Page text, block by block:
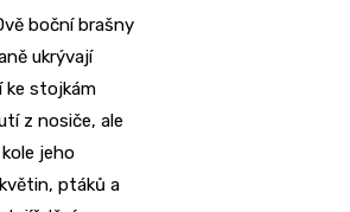
boční brašny
ukrývají
ke stojkám
z nosiče, ale
jeho
ptáků a